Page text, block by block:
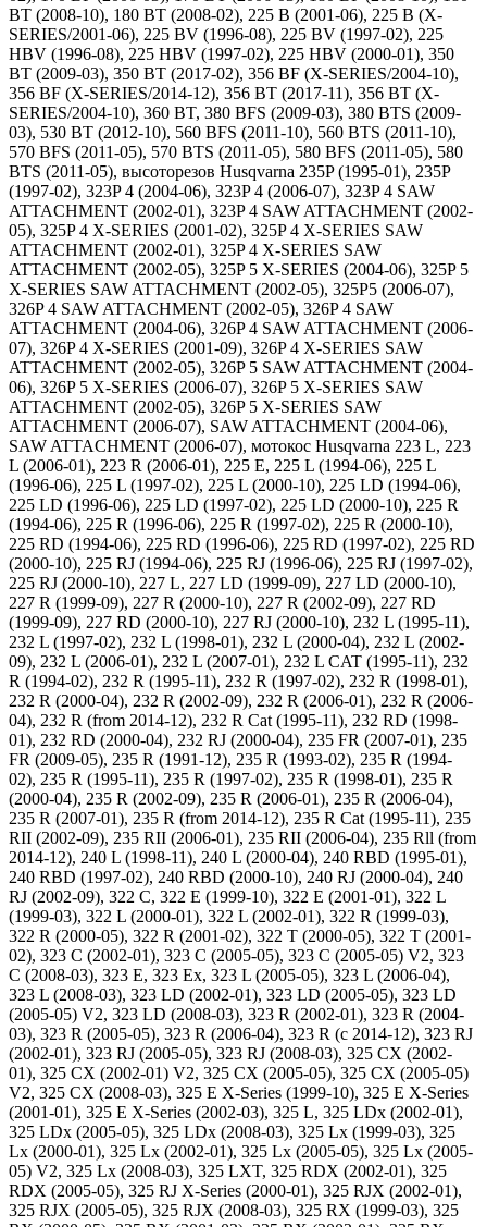
BT (2008-10), 180 BT (2008-02), 225 B (2001-06), 225 B (X-
SERIES/2001-06), 225 BV (1996-08), 225 BV (1997-02), 225
HBV (1996-08), 225 HBV (1997-02), 225 HBV (2000-01), 350
BT (2009-03), 350 BT (2017-02), 356 BF (X-SERIES/2004-10),
356 BF (X-SERIES/2014-12), 356 BT (2017-11), 356 BT (X-
SERIES/2004-10), 360 BT, 380 BFS (2009-03), 380 BTS (2009-
03), 530 BT (2012-10), 560 BFS (2011-10), 560 BTS (2011-10),
570 BFS (2011-05), 570 BTS (2011-05), 580 BFS (2011-05), 580
BTS (2011-05), высоторезов Husqvarna 235P (1995-01), 235P
(1997-02), 323P 4 (2004-06), 323P 4 (2006-07), 323P 4 SAW
ATTACHMENT (2002-01), 323P 4 SAW ATTACHMENT (2002-
05), 325P 4 X-SERIES (2001-02), 325P 4 X-SERIES SAW
ATTACHMENT (2002-01), 325P 4 X-SERIES SAW
ATTACHMENT (2002-05), 325P 5 X-SERIES (2004-06), 325P 5
X-SERIES SAW ATTACHMENT (2002-05), 325P5 (2006-07),
326P 4 SAW ATTACHMENT (2002-05), 326P 4 SAW
ATTACHMENT (2004-06), 326P 4 SAW ATTACHMENT (2006-
07), 326P 4 X-SERIES (2001-09), 326P 4 X-SERIES SAW
ATTACHMENT (2002-05), 326P 5 SAW ATTACHMENT (2004-
06), 326P 5 X-SERIES (2006-07), 326P 5 X-SERIES SAW
ATTACHMENT (2002-05), 326P 5 X-SERIES SAW
ATTACHMENT (2006-07), SAW ATTACHMENT (2004-06),
SAW ATTACHMENT (2006-07), мотокос Husqvarna 223 L, 223
L (2006-01), 223 R (2006-01), 225 E, 225 L (1994-06), 225 L
(1996-06), 225 L (1997-02), 225 L (2000-10), 225 LD (1994-06),
225 LD (1996-06), 225 LD (1997-02), 225 LD (2000-10), 225 R
(1994-06), 225 R (1996-06), 225 R (1997-02), 225 R (2000-10),
225 RD (1994-06), 225 RD (1996-06), 225 RD (1997-02), 225 RD
(2000-10), 225 RJ (1994-06), 225 RJ (1996-06), 225 RJ (1997-02),
225 RJ (2000-10), 227 L, 227 LD (1999-09), 227 LD (2000-10),
227 R (1999-09), 227 R (2000-10), 227 R (2002-09), 227 RD
(1999-09), 227 RD (2000-10), 227 RJ (2000-10), 232 L (1995-11),
232 L (1997-02), 232 L (1998-01), 232 L (2000-04), 232 L (2002-
09), 232 L (2006-01), 232 L (2007-01), 232 L CAT (1995-11), 232
R (1994-02), 232 R (1995-11), 232 R (1997-02), 232 R (1998-01),
232 R (2000-04), 232 R (2002-09), 232 R (2006-01), 232 R (2006-
04), 232 R (from 2014-12), 232 R Cat (1995-11), 232 RD (1998-
01), 232 RD (2000-04), 232 RJ (2000-04), 235 FR (2007-01), 235
FR (2009-05), 235 R (1991-12), 235 R (1993-02), 235 R (1994-
02), 235 R (1995-11), 235 R (1997-02), 235 R (1998-01), 235 R
(2000-04), 235 R (2002-09), 235 R (2006-01), 235 R (2006-04),
235 R (2007-01), 235 R (from 2014-12), 235 R Cat (1995-11), 235
RII (2002-09), 235 RII (2006-01), 235 RII (2006-04), 235 Rll (from
2014-12), 240 L (1998-11), 240 L (2000-04), 240 RBD (1995-01),
240 RBD (1997-02), 240 RBD (2000-10), 240 RJ (2000-04), 240
RJ (2002-09), 322 C, 322 E (1999-10), 322 E (2001-01), 322 L
(1999-03), 322 L (2000-01), 322 L (2002-01), 322 R (1999-03),
322 R (2000-05), 322 R (2001-02), 322 T (2000-05), 322 T (2001-
02), 323 C (2002-01), 323 C (2005-05), 323 C (2005-05) V2, 323
C (2008-03), 323 E, 323 Ex, 323 L (2005-05), 323 L (2006-04),
323 L (2008-03), 323 LD (2002-01), 323 LD (2005-05), 323 LD
(2005-05) V2, 323 LD (2008-03), 323 R (2002-01), 323 R (2004-
03), 323 R (2005-05), 323 R (2006-04), 323 R (c 2014-12), 323 RJ
(2002-01), 323 RJ (2005-05), 323 RJ (2008-03), 325 CX (2002-
01), 325 CX (2002-01) V2, 325 CX (2005-05), 325 CX (2005-05)
V2, 325 CX (2008-03), 325 E X-Series (1999-10), 325 E X-Series
(2001-01), 325 E X-Series (2002-03), 325 L, 325 LDx (2002-01),
325 LDx (2005-05), 325 LDx (2008-03), 325 Lx (1999-03), 325
Lx (2000-01), 325 Lx (2002-01), 325 Lx (2005-05), 325 Lx (2005-
05) V2, 325 Lx (2008-03), 325 LXT, 325 RDX (2002-01), 325
RDX (2005-05), 325 RJ X-Series (2000-01), 325 RJX (2002-01),
325 RJX (2005-05), 325 RJX (2008-03), 325 RX (1999-03), 325